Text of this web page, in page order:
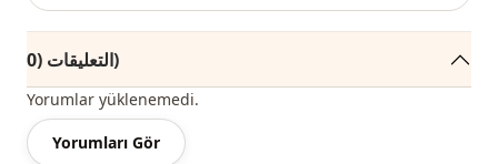
الاستخدام سفر
التعليقات (0)
Yorumlar yüklenemedi.
Yorumları Gör